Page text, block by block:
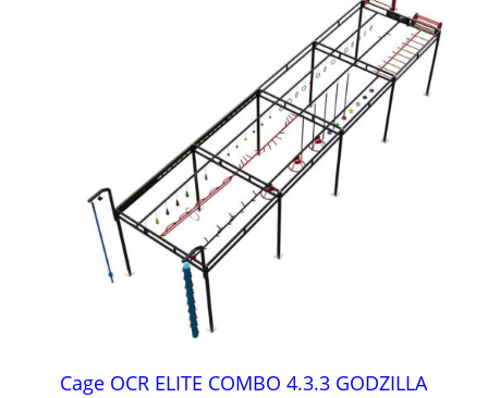
Cage OCR ELITE COMBO 4.3.3 GODZILLA